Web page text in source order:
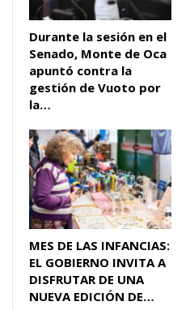
Durante la sesión en el
Senado, Monte de Oca
apuntó contra la
gestión de Vuoto por
la…
MES DE LAS INFANCIAS:
EL GOBIERNO INVITA A
DISFRUTAR DE UNA
NUEVA EDICIÓN DE…